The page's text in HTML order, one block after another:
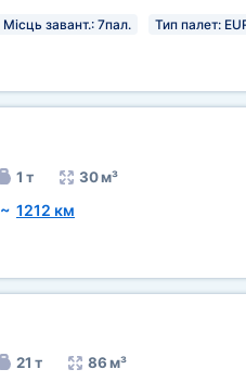
Місць завант.: 7пал. Тип палет:
1 т 30 м³
~ 1212 км
21 т 86 м³